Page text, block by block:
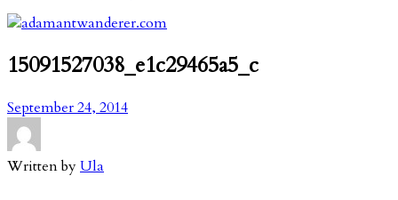
15091527038_e1c29465a5_c
September 24, 2014
Written byUla